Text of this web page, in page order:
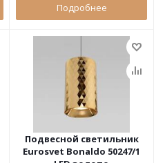
Подробнее
Подвесной светильник
Eurosvet Bonaldo 50247/1